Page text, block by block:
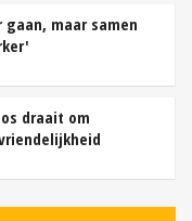
maar samen
draait om